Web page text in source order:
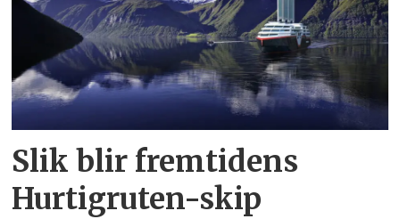
Slik blir fremtidens
Hurtigruten-skip